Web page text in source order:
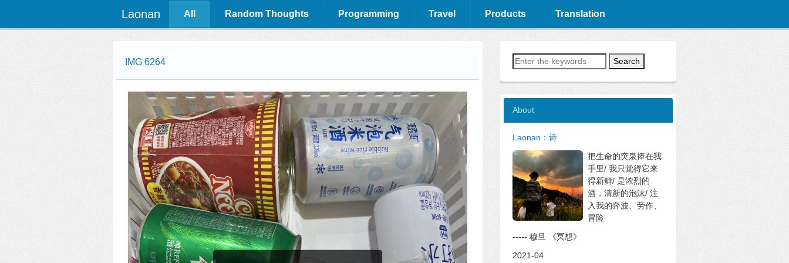
Laonan All Random Thoughts Programming Travel Products Translation
IMG 6264 Search
About
Laonan：诗
把生命的突泉捧在我
手里/ 我只觉得它来
得新鲜/ 是浓烈的
酒，清新的泡沫/ 注
入我的奔波、劳作、
冒险
----- 穆旦 《冥想》
2021-04